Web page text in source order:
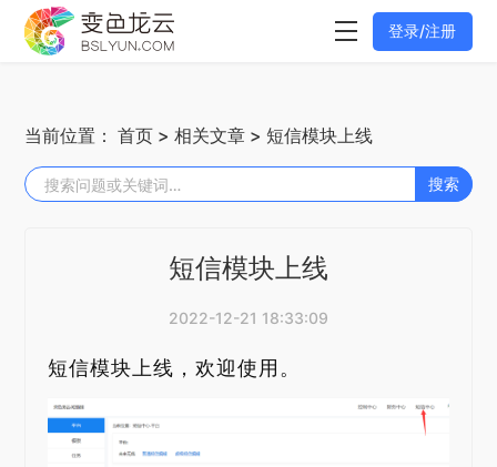
登录/注册
当前位置：首页 >相关文章 > 短信模块上线
搜索
短信模块上线
2022-12-21 18:33:09
短信模块上线，欢迎使用。